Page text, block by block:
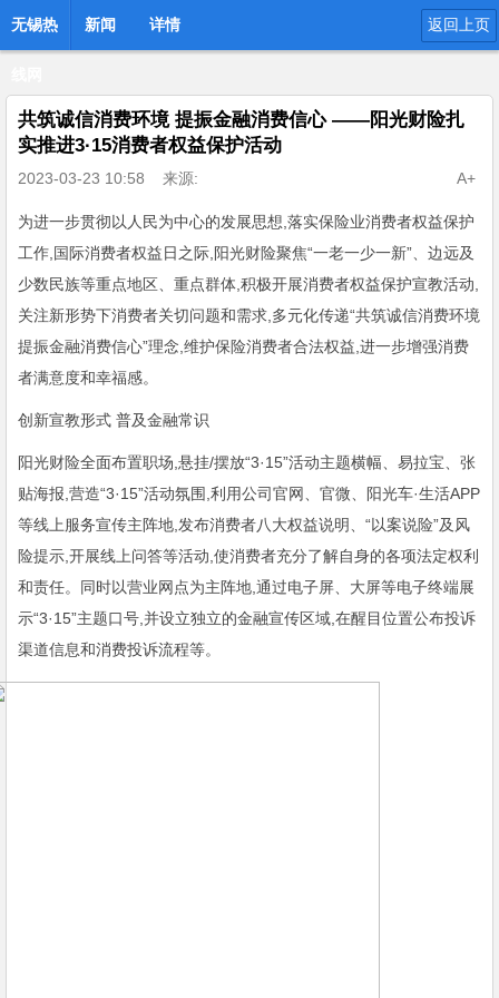
无锡热 新闻 详情 返回上页
共筑诚信消费环境 提振金融消费信心 ——阳光财险扎
实推进3·15消费者权益保护活动
2023-03-23 10:58 来源: A+
为进一步贯彻以人民为中心的发展思想,落实保险业消费者权益保护
工作,国际消费者权益日之际,阳光财险聚焦“一老一少一新”、边远及
少数民族等重点地区、重点群体,积极开展消费者权益保护宣教活动,
关注新形势下消费者关切问题和需求,多元化传递“共筑诚信消费环境
提振金融消费信心”理念,维护保险消费者合法权益,进一步增强消费
者满意度和幸福感。
创新宣教形式 普及金融常识
阳光财险全面布置职场,悬挂/摆放“3·15”活动主题横幅、易拉宝、张
贴海报,营造“3·15”活动氛围,利用公司官网、官微、阳光车·生活APP
等线上服务宣传主阵地,发布消费者八大权益说明、“以案说险”及风
险提示,开展线上问答等活动,使消费者充分了解自身的各项法定权利
和责任。同时以营业网点为主阵地,通过电子屏、大屏等电子终端展
示“3·15”主题口号,并设立独立的金融宣传区域,在醒目位置公布投诉
渠道信息和消费投诉流程等。